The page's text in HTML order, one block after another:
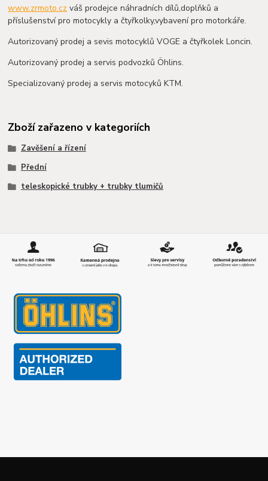
www.zrmoto.cz váš prodejce náhradních dílů,doplňků a
příslušenství pro motocykly a čtyřkolky,vybavení pro motorkáře.
Autorizovaný prodej a sevis motocyklů VOGE a čtyřkolek Loncin.
Autorizovaný prodej a servis podvozků Öhlins.
Specializovaný prodej a servis motocyků KTM.
Zboží zařazeno v kategoriích
Zavěšení a řízení
Přední
teleskopické trubky + trubky tlumičů